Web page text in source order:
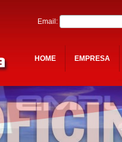
Email:
HOME EMPRESA